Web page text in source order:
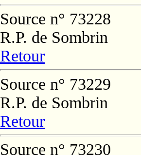
Source n° 73228
R.P. de Sombrin
Retour
Source n° 73229
R.P. de Sombrin
Retour
Source n° 73230